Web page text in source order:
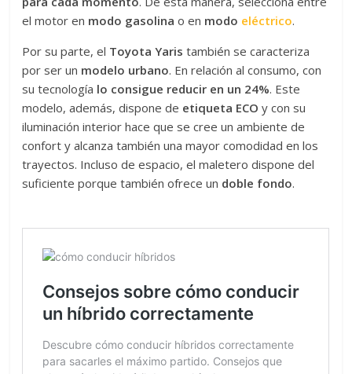
el motor en modo gasolina o en modo eléctrico.
Por su parte, el Toyota Yaristambién se caracteriza
por ser un modelo urbano. En relación al consumo, con
su tecnología lo consigue reducir en un 24%. Este
modelo, además, dispone de etiqueta ECO y con su
iluminación interior hace que se cree un ambiente de
confort y alcanza también una mayor comodidad en los
trayectos. Incluso de espacio, el maletero dispone del
suficiente porque también ofrece un doble fondo.